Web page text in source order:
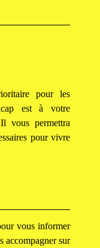
pour les
est à votre
vous permettra
pour vivre
vous informer
accompagner sur